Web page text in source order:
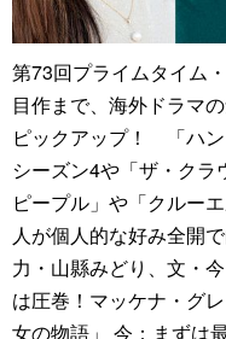
第73回プライムタイム
目作まで、海外ドラマ
ピックアップ！ 「ハン
シーズン4や「ザ・クラ
ピープル」や「クルー
人が個人的な好み全開
力・山縣みどり、文・
は圧巻！マッケナ・グ
女の物語」 今：まずは